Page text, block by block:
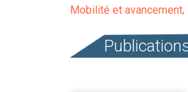
Mobilité et avancement